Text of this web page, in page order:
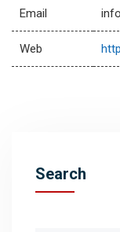
Email
Web
Search